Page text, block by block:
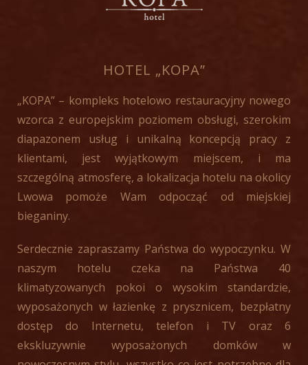
HOTEL „KOPA”
„KOPA” – kompleks hotelowo restauracyjny nowego
wzorca z europejskim poziomem obsługi, szerokim
diapazonem usług i unikalną koncepcją pracy z
klientami, jest wyjątkowym miejscem, i ma
szczególną atmosferę, a lokalizacja hotelu na okolicy
Lwowa pomoże Wam odpocząć od miejskiej
bieganiny.
Serdecznie zapraszamy Państwa do wypoczynku. W
naszym hotelu czeka na Państwa 40
klimatyzowanych pokoi o wysokim standardzie,
wyposażonych w łazienkę z prysznicem, bezpłatny
dostęp do Internetu, telefon i TV oraz 6
ekskluzywnie wyposażonych domków w